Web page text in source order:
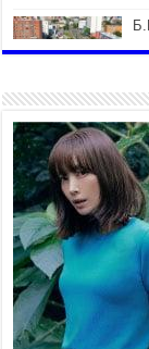
2026 оны 7 сар 21 / 16
уулзав
2026 оны 7 сар 21 / 16